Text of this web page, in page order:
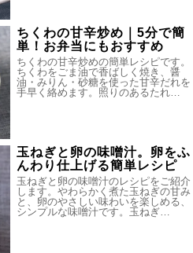
ちくわの甘辛炒め｜5分で簡
単！お弁当にもおすすめ
ちくわの甘辛炒めの簡単レシピです。
ちくわをごま油で香ばしく焼き、醤
油・みりん・砂糖を使った甘辛だれを
手早く絡めます。照りのあるたれ…
玉ねぎと卵の味噌汁。卵をふ
んわり仕上げる簡単レシピ
玉ねぎと卵の味噌汁のレシピをご紹介
します。やわらかく煮た玉ねぎの甘み
と、卵のやさしい味わいを楽しめる、
シンプルな味噌汁です。玉ねぎ…